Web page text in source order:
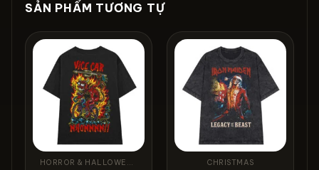
SẢN PHẨM TƯƠNG TỰ
HORROR & HALLOWEEN CHRISTMAS